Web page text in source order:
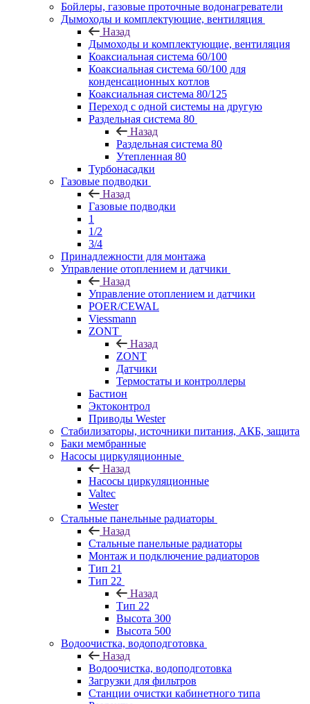
Бойлеры, газовые проточные водонагреватели
Дымоходы и комплектующие, вентиляция
Назад
Дымоходы и комплектующие, вентиляция
Коаксиальная система 60/100
Коаксиальная система 60/100 для
конденсационных котлов
Коаксиальная система 80/125
Переход с одной системы на другую
Раздельная система 80
Назад
Раздельная система 80
Утепленная 80
Турбонасадки
Газовые подводки
Назад
Газовые подводки
1
1/2
3/4
Принадлежности для монтажа
Управление отоплением и датчики
Назад
Управление отоплением и датчики
POER/CEWAL
Viessmann
ZONT
Назад
ZONT
Датчики
Термостаты и контроллеры
Бастион
Эктоконтрол
Приводы Wester
Стабилизаторы, источники питания, АКБ, защита
Баки мембранные
Насосы циркуляционные
Назад
Насосы циркуляционные
Valtec
Wester
Стальные панельные радиаторы
Назад
Стальные панельные радиаторы
Монтаж и подключение радиаторов
Тип 21
Тип 22
Назад
Тип 22
Высота 300
Высота 500
Водоочистка, водоподготовка
Назад
Водоочистка, водоподготовка
Загрузки для фильтров
Станции очистки кабинетного типа